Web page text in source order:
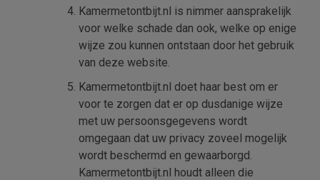
Kamermetontbijt.nl is nimmer aansprakelijk
voor welke schade dan ook, welke op enige
wijze zou kunnen ontstaan door het gebruik
van deze website.
Kamermetontbijt.nl doet haar best om er
voor te zorgen dat er op dusdanige wijze
met uw persoonsgegevens wordt
omgegaan dat uw privacy zoveel mogelijk
wordt beschermd en gewaarborgd.
Kamermetontbijt.nl houdt alleen die